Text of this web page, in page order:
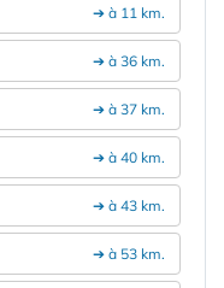
➔ à 11 km.
➔ à 36 km.
➔ à 37 km.
➔ à 40 km.
➔ à 43 km.
➔ à 53 km.